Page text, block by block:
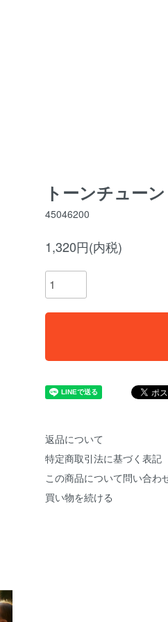
トーンチュー
45046200
1,320円(内税)
返品について
特定商取引法に基づく表記
この商品について問い合わ
買い物を続ける